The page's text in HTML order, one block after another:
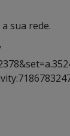
sua rede.